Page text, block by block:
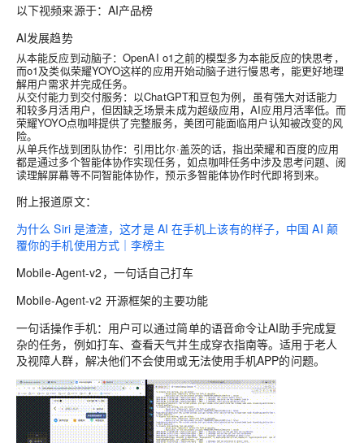
以下视频来源于：AI产品榜
AI发展趋势
从本能反应到动脑子：OpenAI o1之前的模型多为本能反应的快思考，
而o1及类似荣耀YOYO这样的应用开始动脑子进行慢思考，能更好地理
解用户需求并完成任务。
从交付能力到交付服务：以ChatGPT和豆包为例，虽有强大对话能力
和较多月活用户，但因缺乏场景未成为超级应用，AI应用月活率低。而
荣耀YOYO点咖啡提供了完整服务，美团可能面临用户认知被改变的风
险。
从单兵作战到团队协作：引用比尔·盖茨的话，指出荣耀和百度的应用
都是通过多个智能体协作实现任务，如点咖啡任务中涉及思考问题、阅
读理解屏幕等不同智能体协作，预示多智能体协作时代即将到来。
附上报道原文：
为什么 Siri 是渣渣，这才是 AI 在手机上该有的样子，中国 AI 颠
覆你的手机使用方式｜李榜主
Mobile-Agent-v2，一句话自己打车
Mobile-Agent-v2 开源框架的主要功能
一句话操作手机：用户可以通过简单的语音命令让AI助手完成复
杂的任务，例如打车、查看天气并生成穿衣指南等。适用于老人
及视障人群，解决他们不会使用或无法使用手机APP的问题。